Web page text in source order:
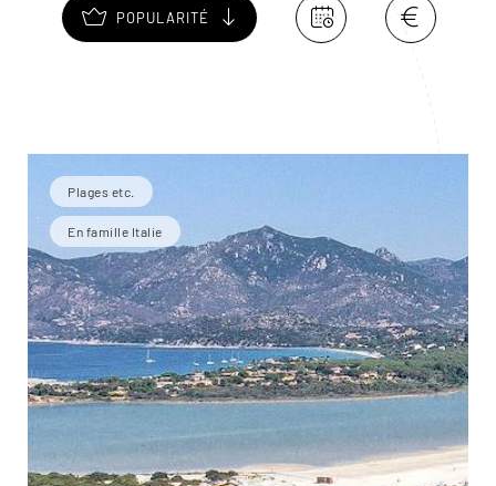
POPULARITÉ
Plages etc.
En famille Italie